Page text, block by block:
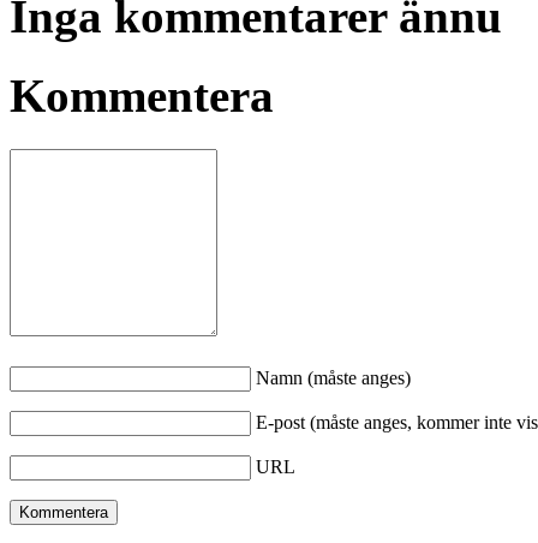
Inga kommentarer ännu
Kommentera
Namn (måste anges)
E-post (måste anges, kommer inte
URL